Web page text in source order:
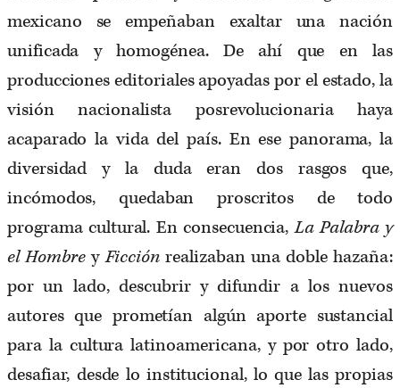
mexicano se empeñaban exaltar una nación
unificada y homogénea. De ahí que en las
producciones editoriales apoyadas por el estado, la
visión nacionalista posrevolucionaria haya
acaparado la vida del país. En ese panorama, la
diversidad y la duda eran dos rasgos que,
incómodos, quedaban proscritos de todo
programa cultural. En consecuencia,La Palabra y
el HombreyFicción realizaban una doble hazaña:
por un lado, descubrir y difundir a los nuevos
autores que prometían algún aporte sustancial
para la cultura latinoamericana, y por otro lado,
desafiar, desde lo institucional, lo que las propias